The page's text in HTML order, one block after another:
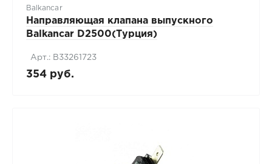
Balkancar
Направляющая клапана выпускного
Balkancar D2500(Турция)
Арт.: В33261723
354 руб.